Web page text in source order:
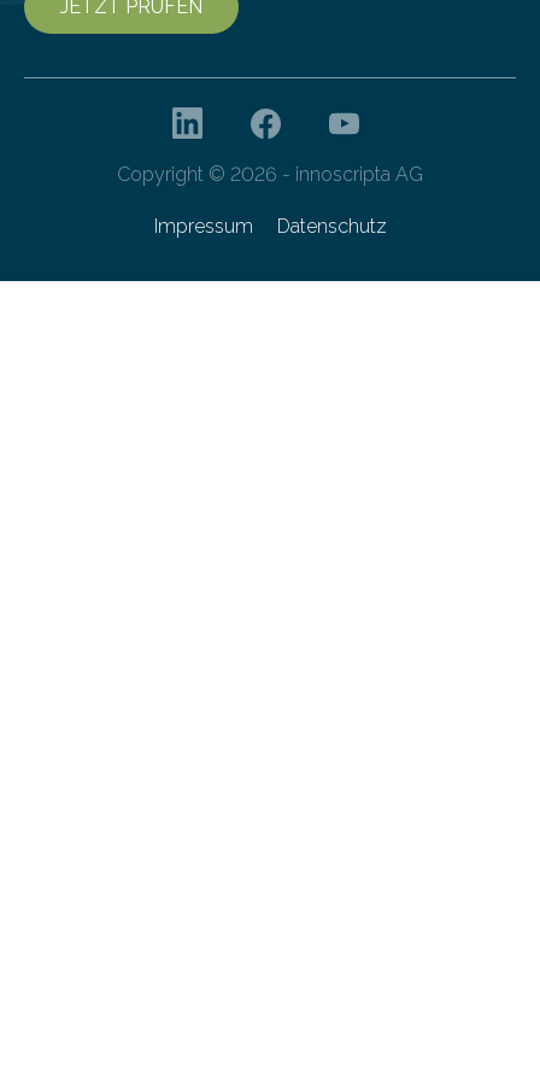
JETZT PRÜFEN
Copyright © 2026 - innoscripta AG
Impressum Datenschutz